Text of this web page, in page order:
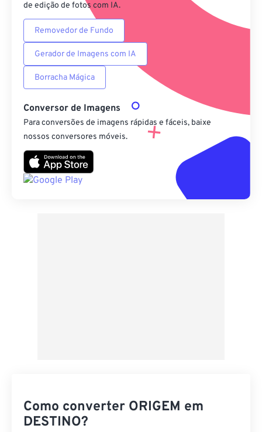
de edição de fotos com IA.
Removedor de Fundo
Gerador de Imagens com IA
Borracha Mágica
Conversor de Imagens
Para conversões de imagens rápidas e fáceis, baixe
nossos conversores móveis.
Como converter ORIGEM em
DESTINO?